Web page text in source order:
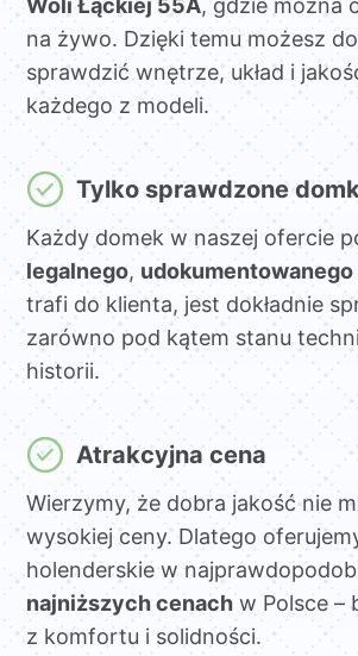
na żywo. Dzięki temu możesz
sprawdzić wnętrze, układ i
każdego z modeli.
Tylko sprawdzone
Każdy domek w naszej ofercie
legalnego, udokumentowanego
trafi do klienta, jest dokładnie
zarówno pod kątem stanu
historii.
Atrakcyjna cena
Wierzymy, że dobra jakość nie
wysokiej ceny. Dlatego
holenderskie w
najniższych cenachw Polsce –
z komfortu i solidności.